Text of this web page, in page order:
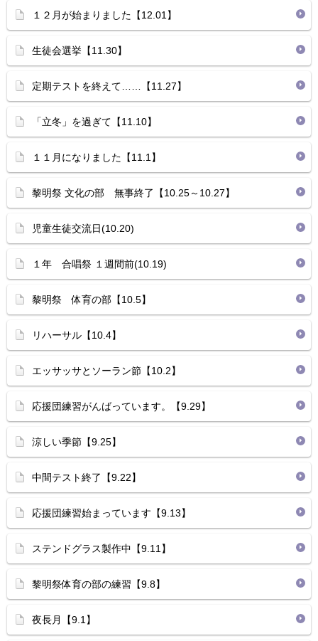
１２月が始まりました【12.01】
生徒会選挙【11.30】
定期テストを終えて……【11.27】
「立冬」を過ぎて【11.10】
１１月になりました【11.1】
黎明祭 文化の部 無事終了【10.25～10.27】
児童生徒交流日(10.20)
１年 合唱祭 １週間前(10.19)
黎明祭 体育の部【10.5】
リハーサル【10.4】
エッサッサとソーラン節【10.2】
応援団練習がんばっています。【9.29】
涼しい季節【9.25】
中間テスト終了【9.22】
応援団練習始まっています【9.13】
ステンドグラス製作中【9.11】
黎明祭体育の部の練習【9.8】
夜長月【9.1】